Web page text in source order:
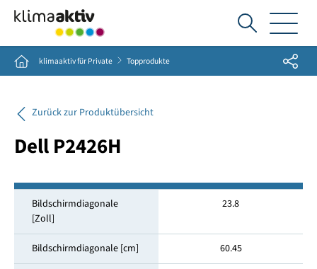
Ich
suche...
Home klimaaktiv für Private Topprodukte Share
Zurück zur Produktübersicht
Dell P2426H
Bildschirmdiagonale
[Zoll]
23.8
Bildschirmdiagonale [cm] 60.45